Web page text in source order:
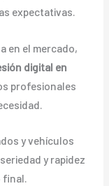
expectativas.
en el mercado,
digital en
profesionales
y vehículos
y rapidez
final.